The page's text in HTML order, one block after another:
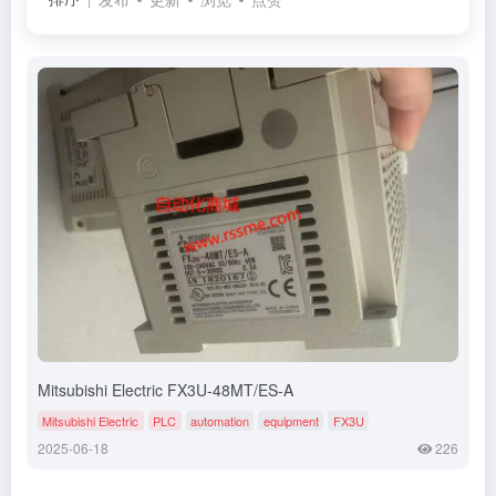
Mitsubishi Electric FX3U-48MT/ES-A
Mitsubishi Electric PLC automation equipment FX3U
2025-06-18 226